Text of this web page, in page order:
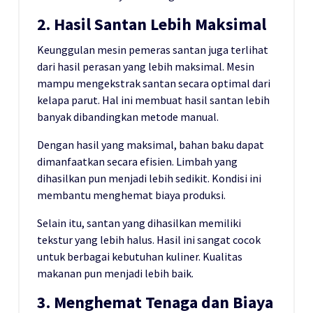
2. Hasil Santan Lebih Maksimal
Keunggulan mesin pemeras santan juga terlihat
dari hasil perasan yang lebih maksimal. Mesin
mampu mengekstrak santan secara optimal dari
kelapa parut. Hal ini membuat hasil santan lebih
banyak dibandingkan metode manual.
Dengan hasil yang maksimal, bahan baku dapat
dimanfaatkan secara efisien. Limbah yang
dihasilkan pun menjadi lebih sedikit. Kondisi ini
membantu menghemat biaya produksi.
Selain itu, santan yang dihasilkan memiliki
tekstur yang lebih halus. Hasil ini sangat cocok
untuk berbagai kebutuhan kuliner. Kualitas
makanan pun menjadi lebih baik.
3. Menghemat Tenaga dan Biaya